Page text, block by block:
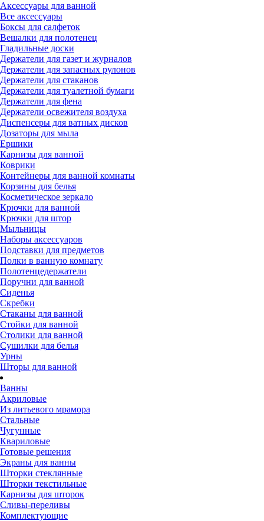
Аксессуары для ванной
Все аксессуары
Боксы для салфеток
Вешалки для полотенец
Гладильные доски
Держатели для газет и журналов
Держатели для запасных рулонов
Держатели для стаканов
Держатели для туалетной бумаги
Держатели для фена
Держатели освежителя воздуха
Диспенсеры для ватных дисков
Дозаторы для мыла
Ершики
Карнизы для ванной
Коврики
Контейнеры для ванной комнаты
Корзины для белья
Косметическое зеркало
Крючки для ванной
Крючки для штор
Мыльницы
Наборы аксессуаров
Подставки для предметов
Полки в ванную комнату
Полотенцедержатели
Поручни для ванной
Сиденья
Скребки
Стаканы для ванной
Стойки для ванной
Столики для ванной
Сушилки для белья
Урны
Шторы для ванной
Ванны
Акриловые
Из литьевого мрамора
Стальные
Чугунные
Квариловые
Готовые решения
Экраны для ванны
Шторки стеклянные
Шторки текстильные
Карнизы для шторок
Сливы-переливы
Комплектующие